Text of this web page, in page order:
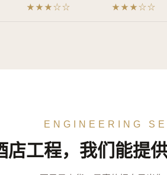
★★★☆☆ ★★★☆☆
ENGINEERING
店工程，我们能提